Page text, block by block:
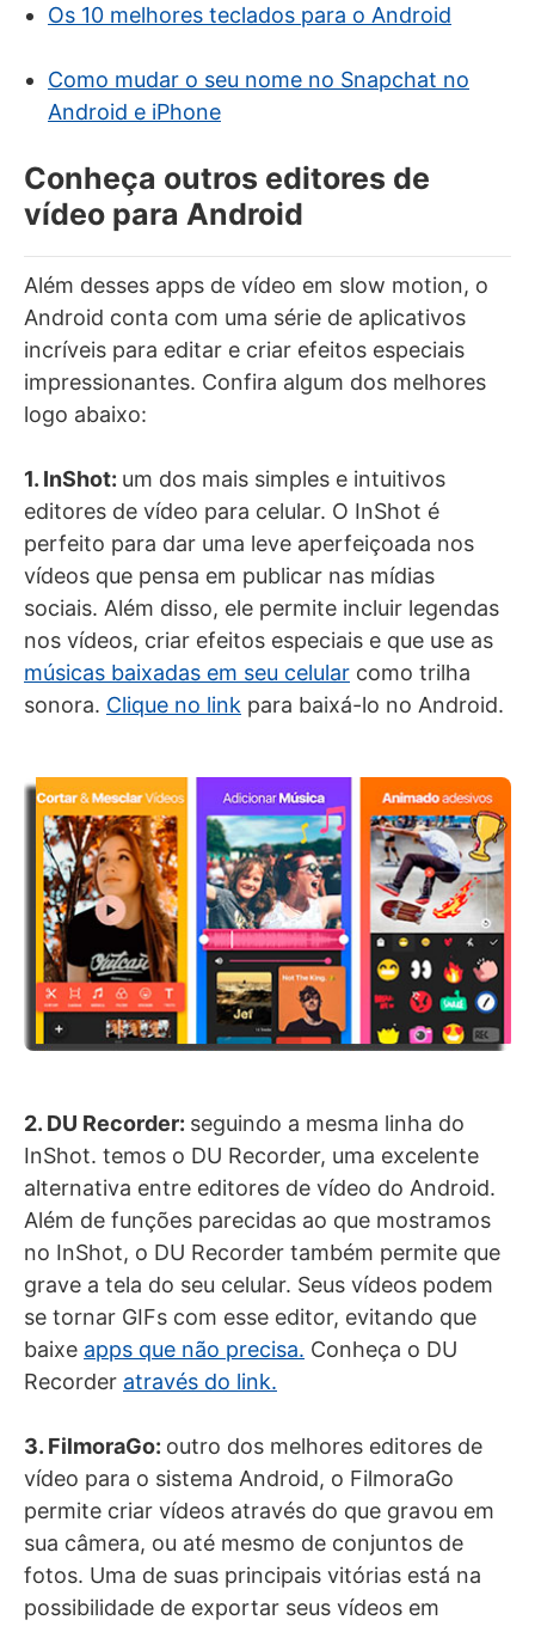
Os 10 melhores teclados para o Android
Como mudar o seu nome no Snapchat no
Android e iPhone
Conheça outros editores de
vídeo para Android
Além desses apps de vídeo em slow motion, o
Android conta com uma série de aplicativos
incríveis para editar e criar efeitos especiais
impressionantes. Confira algum dos melhores
logo abaixo:
1. InShot: um dos mais simples e intuitivos
editores de vídeo para celular. O InShot é
perfeito para dar uma leve aperfeiçoada nos
vídeos que pensa em publicar nas mídias
sociais. Além disso, ele permite incluir legendas
nos vídeos, criar efeitos especiais e que use as
músicas baixadas em seu celular como trilha
sonora. Clique no link para baixá-lo no Android.
2. DU Recorder: seguindo a mesma linha do
InShot. temos o DU Recorder, uma excelente
alternativa entre editores de vídeo do Android.
Além de funções parecidas ao que mostramos
no InShot, o DU Recorder também permite que
grave a tela do seu celular. Seus vídeos podem
se tornar GIFs com esse editor, evitando que
baixe apps que não precisa. Conheça o DU
Recorder através do link.
3. FilmoraGo: outro dos melhores editores de
vídeo para o sistema Android, o FilmoraGo
permite criar vídeos através do que gravou em
sua câmera, ou até mesmo de conjuntos de
fotos. Uma de suas principais vitórias está na
possibilidade de exportar seus vídeos em